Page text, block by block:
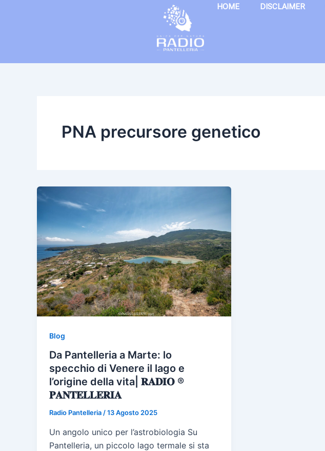
HOME DISCLAIMER
PNA precursore genetico
Blog
Da Pantelleria a Marte: lo
specchio di Venere il lago e
l’origine della vita| 𝐑𝐀𝐃𝐈𝐎 ®
𝐏𝐀𝐍𝐓𝐄𝐋𝐋𝐄𝐑𝐈𝐀
Radio Pantelleria/13 Agosto 2025
Un angolo unico per l’astrobiologia Su
Pantelleria, un piccolo lago termale si sta